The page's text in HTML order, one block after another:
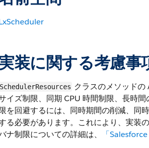
装に関する考慮事
SchedulerResources クラスのメソッド
イズ制限、同期 CPU 時間制限、長時
を回避するには、同時期間の削減、同
る必要があります。これにより、実装
ナ制限についての詳細は、
「